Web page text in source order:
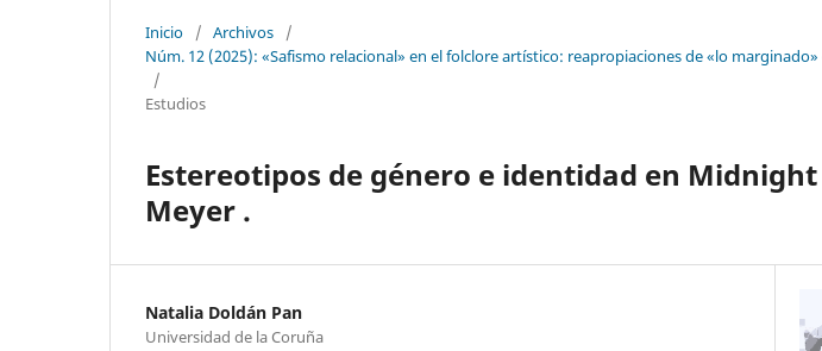
Inicio / Archivos
/
Núm. 12 (2025): «Safismo relacional» en el folclore artístico: reapropiaciones de «lo
/
Estudios
Estereotipos de género e identidad en Midnight
Meyer .
Natalia Doldán Pan
Universidad de la Coruña